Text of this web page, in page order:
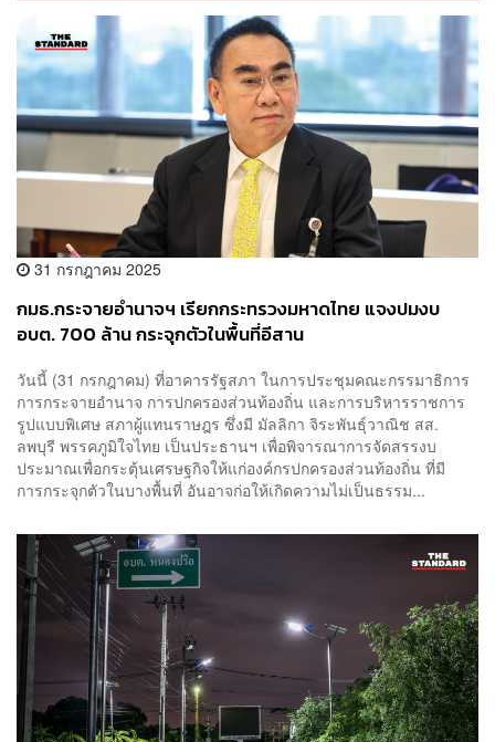
31 กรกฎาคม 2025
กมธ.กระจายอำนาจฯ เรียกกระทรวงมหาดไทย แจงปมงบ
อบต. 700 ล้าน กระจุกตัวในพื้นที่อีสาน
วันนี้ (31 กรกฎาคม) ที่อาคารรัฐสภา ในการประชุมคณะกรรมาธิการ
การกระจายอำนาจ การปกครองส่วนท้องถิ่น และการบริหารราชการ
รูปแบบพิเศษ สภาผู้แทนราษฎร ซึ่งมี มัลลิกา จิระพันธุ์วาณิช สส.
ลพบุรี พรรคภูมิใจไทย เป็นประธานฯ เพื่อพิจารณาการจัดสรรงบ
ประมาณเพื่อกระตุ้นเศรษฐกิจให้แก่องค์กรปกครองส่วนท้องถิ่น ที่มี
การกระจุกตัวในบางพื้นที่ อันอาจก่อให้เกิดความไม่เป็นธรรม...